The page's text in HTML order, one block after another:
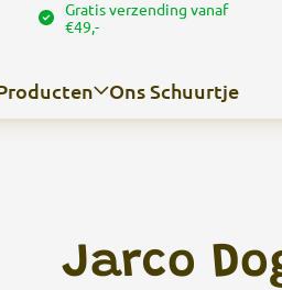
Gratis verzending vanaf
€49,-
Ons Schuurtje
Contact
Jarco